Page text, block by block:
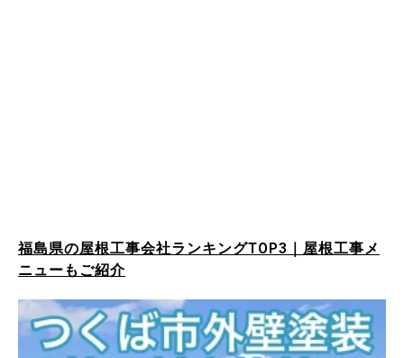
福島県の屋根工事会社ランキングTOP3｜屋根工事メ
ニューもご紹介